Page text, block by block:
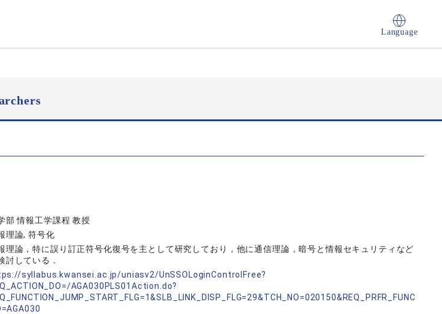
Language
部 情報工学課程 教授
理論, 符号化
理論，特に誤り訂正符号化復号を主として研究しており，他に通信理論，暗号と情報セキュリティなど
討している．
syllabus.kwansei.ac.jp/uniasv2/UnSSOLoginControlFree?
AGA030PLS01Action.do?